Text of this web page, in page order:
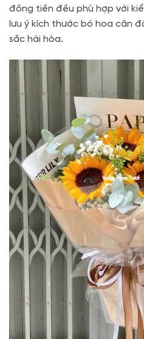
đồng tiền đều phù hợp với
lưu ý kích thước bó hoa cân
sắc hài hòa.